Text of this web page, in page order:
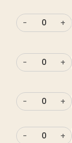
- +
- +
- +
- +